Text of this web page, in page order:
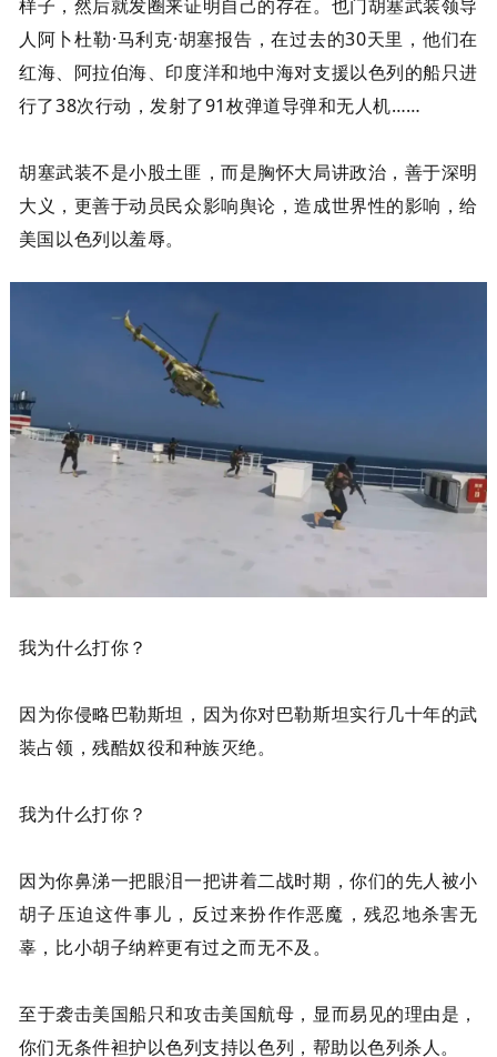
样子，然后就发圈来证明自己的存在。也门胡塞武装领导
人阿卜杜勒·马利克·胡塞报告，在过去的30天里，他们在
红海、阿拉伯海、印度洋和地中海对支援以色列的船只进
行了38次行动，发射了91枚弹道导弹和无人机……
胡塞武装不是小股土匪，而是胸怀大局讲政治，善于深明
大义，更善于动员民众影响舆论，造成世界性的影响，给
美国以色列以羞辱。
我为什么打你？
因为你侵略巴勒斯坦，因为你对巴勒斯坦实行几十年的武
装占领，残酷奴役和种族灭绝。
我为什么打你？
因为你鼻涕一把眼泪一把讲着二战时期，你们的先人被小
胡子压迫这件事儿，反过来扮作作恶魔，残忍地杀害无
辜，比小胡子纳粹更有过之而无不及。
至于袭击美国船只和攻击美国航母，显而易见的理由是，
你们无条件袒护以色列支持以色列，帮助以色列杀人。